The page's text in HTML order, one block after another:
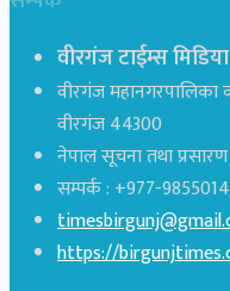
वीरगंज टाईम्स मिडिया
वीरगंज महानगरपालिका
वीरगंज 44300
नेपाल सूचना तथा
सम्पर्क : +977-
https://